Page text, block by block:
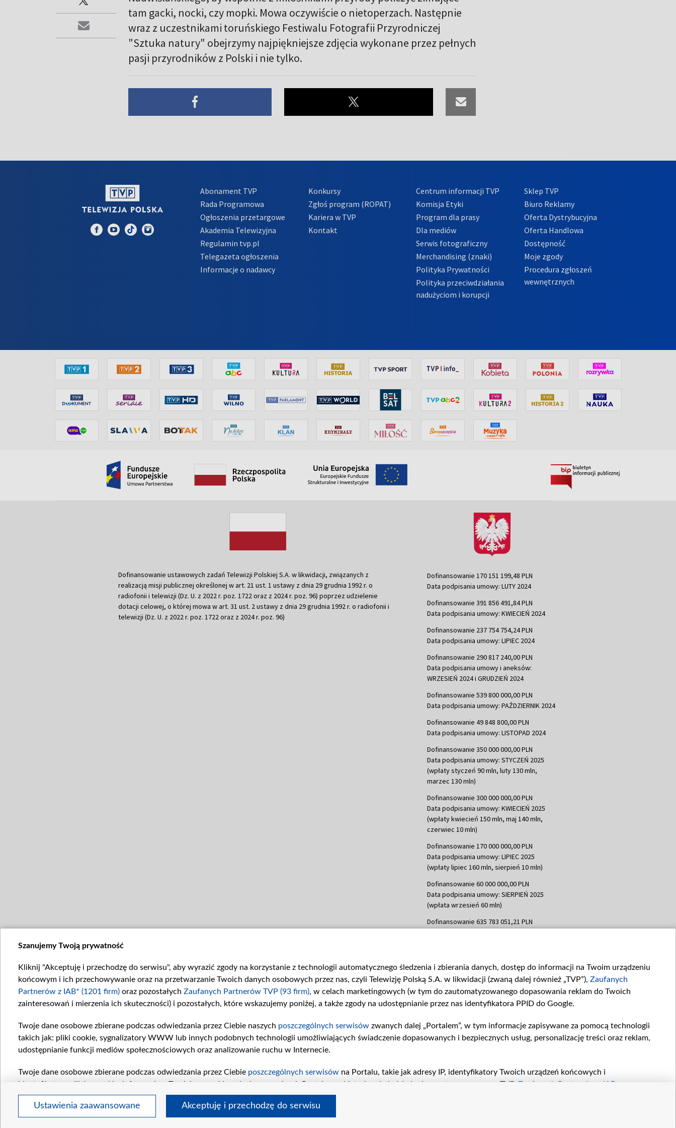
tam gacki, nocki, czy mopki. Mowa oczywiście o nietoperzach. Następnie
wraz z uczestnikami toruńskiego Festiwalu Fotografii Przyrodniczej
"Sztuka natury" obejrzymy najpiękniejsze zdjęcia wykonane przez pełnych
pasji przyrodników z Polski i nie tylko.
Abonament TVP
Rada Programowa
Ogłoszenia przetargowe
Akademia Telewizyjna
Regulamin tvp.pl
Telegazeta ogłoszenia
Informacje o nadawcy
Konkursy
Zgłoś program (ROPAT)
Kariera w TVP
Kontakt
Centrum informacji TVP
Komisja Etyki
Program dla prasy
Dla mediów
Serwis fotograficzny
Merchandising (znaki)
Polityka Prywatności
Polityka przeciwdziałania
nadużyciom i korupcji
Sklep TVP
Biuro Reklamy
Oferta Dystrybucyjna
Oferta Handlowa
Dostępność
Moje zgody
Procedura zgłoszeń
wewnętrznych
Dofinansowanie ustawowych zadań Telewizji Polskiej S.A. w likwidacji, związanych z
realizacją misji publicznej określonej w art. 21 ust. 1 ustawy z dnia 29 grudnia 1992 r. o
radiofonii i telewizji (Dz. U. z 2022 r. poz. 1722 oraz z 2024 r. poz. 96) poprzez udzielenie
dotacji celowej, o której mowa w art. 31 ust. 2 ustawy z dnia 29 grudnia 1992 r. o radiofonii i
telewizji (Dz. U. z 2022 r. poz. 1722 oraz z 2024 r. poz. 96)
Dofinansowanie 170 151 199,48 PLN
Data podpisania umowy: LUTY 2024
Dofinansowanie 391 856 491,84 PLN
Data podpisania umowy: KWIECIEŃ 2024
Dofinansowanie 237 754 754,24 PLN
Data podpisania umowy: LIPIEC 2024
Dofinansowanie 290 817 240,00 PLN
Data podpisania umowy i aneksów:
WRZESIEŃ 2024 i GRUDZIEŃ 2024
Dofinansowanie 539 800 000,00 PLN
Data podpisania umowy: PAŹDZIERNIK 2024
Dofinansowanie 49 848 800,00 PLN
Data podpisania umowy: LISTOPAD 2024
Dofinansowanie 350 000 000,00 PLN
Data podpisania umowy: STYCZEŃ 2025
(wpłaty styczeń 90 mln, luty 130 mln,
marzec 130 mln)
Dofinansowanie 300 000 000,00 PLN
Data podpisania umowy: KWIECIEŃ 2025
(wpłaty kwiecień 150 mln, maj 140 mln,
czerwiec 10 mln)
Dofinansowanie 170 000 000,00 PLN
Data podpisania umowy: LIPIEC 2025
(wpłaty lipiec 160 mln, sierpień 10 mln)
Dofinansowanie 60 000 000,00 PLN
Data podpisania umowy: SIERPIEŃ 2025
(wpłata wrzesień 60 mln)
Dofinansowanie 635 783 051,21 PLN
Dofinansowanie 48 862 000,00 PLN
Data podpisania umowy: GRUDZIEŃ 2025
(wpłata grudzień 60,548 mln)
Dofinansowanie 900 000 000,00 PLN
26 lutego 80 mln, 4 marca 370 mln,8
kwiecień 180 mln, 7 maja 180 mln, 8
Data podpisania umowy LIPIEC 2026 (wpłata
Szanujemy Twoją prywatność
Kliknij "Akceptuję i przechodzę do serwisu", aby wyrazić zgody na korzystanie z technologii automatycznego śledzenia i zbierania danych, dostęp do informacji na Twoim urządzeniu
końcowym i ich przechowywanie oraz na przetwarzanie Twoich danych osobowych przez nas, czyli Telewizję Polską S.A. w likwidacji (zwaną dalej również „TVP”), Zaufanych
Partnerów z IAB* (1201 firm) oraz pozostałych Zaufanych Partnerów TVP (93 firm), w celach marketingowych (w tym do zautomatyzowanego dopasowania reklam do Twoich
zainteresowań i mierzenia ich skuteczności) i pozostałych, które wskazujemy poniżej, a także zgody na udostępnianie przez nas identyfikatora PPID do Google.
Twoje dane osobowe zbierane podczas odwiedzania przez Ciebie naszych poszczególnych serwisów zwanych dalej „Portalem”, w tym informacje zapisywane za pomocą technologii
takich jak: pliki cookie, sygnalizatory WWW lub innych podobnych technologii umożliwiających świadczenie dopasowanych i bezpiecznych usług, personalizację treści oraz reklam,
udostępnianie funkcji mediów społecznościowych oraz analizowanie ruchu w Internecie.
Twoje dane osobowe zbierane podczas odwiedzania przez Ciebie poszczególnych serwisów na Portalu, takie jak adresy IP, identyfikatory Twoich urządzeń końcowych i
identyfikatory plików cookie, informacje o Twoich wyszukiwaniach w serwisach Portalu czy historia odwiedzin będą przetwarzane przez TVP, Zaufanych Partnerów z IAB
pozostałychZaufanych Partnerów TVP
dla realizacji następujących celów i funkcji: przechowywania informacji na urządzeniu lub dostęp do nich, wyboru podstawowych reklam,
wyboru spersonalizowanych reklam, tworzenia profilu spersonalizowanych reklam, tworzenia profilu spersonalizowanych treści, wyboru spersonalizowanych treści, pomiaru
Ustawienia zaawansowane Akceptuję i przechodzę do serwisu